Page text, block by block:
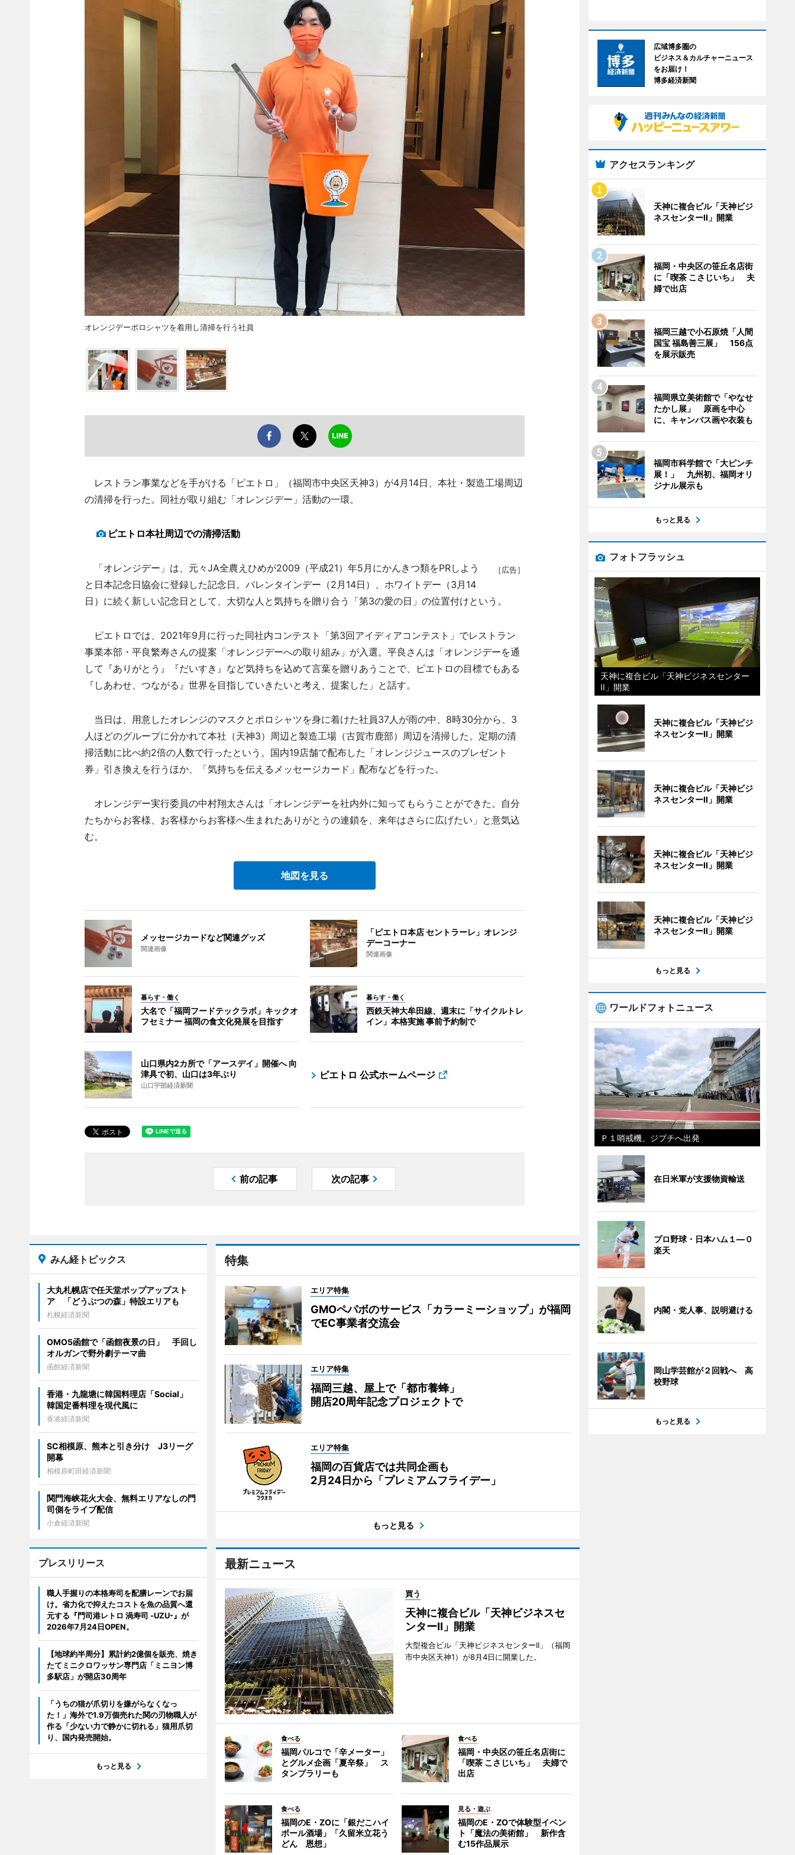
オレンジデーポロシャツを着用し清掃を行う社員
レストラン事業などを手がける「ピエトロ」（福岡市中央区天神3）が4月14日、本社・製造工場周辺
の清掃を行った。同社が取り組む「オレンジデー」活動の一環。
ピエトロ本社周辺での清掃活動
［広告］
「オレンジデー」は、元々JA全農えひめが2009（平成21）年5月にかんきつ類をPRしよう
と日本記念日協会に登録した記念日。バレンタインデー（2月14日）、ホワイトデー（3月14
日）に続く新しい記念日として、大切な人と気持ちを贈り合う「第3の愛の日」の位置付けという。
ピエトロでは、2021年9月に行った同社内コンテスト「第3回アイディアコンテスト」でレストラン
事業本部・平良繁寿さんの提案「オレンジデーへの取り組み」が入選。平良さんは「オレンジデーを通
して『ありがとう』『だいすき』など気持ちを込めて言葉を贈りあうことで、ピエトロの目標でもある
『しあわせ、つながる』世界を目指していきたいと考え、提案した」と話す。
当日は、用意したオレンジのマスクとポロシャツを身に着けた社員37人が雨の中、8時30分から、3
人ほどのグループに分かれて本社（天神3）周辺と製造工場（古賀市鹿部）周辺を清掃した。定期の清
掃活動に比べ約2倍の人数で行ったという。国内19店舗で配布した「オレンジジュースのプレゼント
券」引き換えを行うほか、「気持ちを伝えるメッセージカード」配布などを行った。
オレンジデー実行委員の中村翔太さんは「オレンジデーを社内外に知ってもらうことができた。自分
たちからお客様、お客様からお客様へ生まれたありがとうの連鎖を、来年はさらに広げたい」と意気込
む。
地図を見る
メッセージカードなど関連グッズ
関連画像
「ピエトロ本店 セントラーレ」オレンジ
デーコーナー
関連画像
暮らす・働く
大名で「福岡フードテックラボ」キックオ
フセミナー 福岡の食文化発展を目指す
暮らす・働く
西鉄天神大牟田線、週末に「サイクルトレ
イン」本格実施 事前予約制で
山口県内2カ所で「アースデイ」開催へ 向
津具で初、山口は3年ぶり
山口宇部経済新聞
ピエトロ 公式ホームページ
前の記事 次の記事
特集
エリア特集
GMOペパボのサービス「カラーミーショップ」が福岡
でEC事業者交流会
エリア特集
福岡三越、屋上で「都市養蜂」
開店20周年記念プロジェクトで
エリア特集
福岡の百貨店では共同企画も
2月24日から「プレミアムフライデー」
もっと見る
最新ニュース
買う
天神に複合ビル「天神ビジネスセ
ンターII」開業
大型複合ビル「天神ビジネスセンターII」（福岡
市中央区天神1）が8月4日に開業した。
食べる
福岡パルコで「辛メーター」
とグルメ企画「夏辛祭」 ス
タンプラリーも
食べる
福岡・中央区の笹丘名店街に
「喫茶 こさじいち」 夫婦で
出店
食べる
福岡のE・ZOに「銀だこハイ
ボール酒場」「久留米立花う
どん 恩想」
見る・遊ぶ
福岡のE・ZOで体験型イベン
ト「魔法の美術館」 新作含
む15作品展示
みん経トピックス
大丸札幌店で任天堂ポップアップスト
ア 「どうぶつの森」特設エリアも
札幌経済新聞
OMO5函館で「函館夜景の日」 手回し
オルガンで野外劇テーマ曲
函館経済新聞
香港・九龍塘に韓国料理店「Social」
韓国定番料理を現代風に
香港経済新聞
SC相模原、熊本と引き分け J3リーグ
開幕
相模原町田経済新聞
関門海峡花火大会、無料エリアなしの門
司側をライブ配信
小倉経済新聞
プレスリリース
職人手握りの本格寿司を配膳レーンでお届
け。省力化で抑えたコストを魚の品質へ還
元する『門司港レトロ 渦寿司 -UZU-』が
2026年7月24日OPEN。
【地球約半周分】累計約2億個を販売、焼き
たてミニクロワッサン専門店「ミニヨン博
多駅店」が開店30周年
「うちの猫が爪切りを嫌がらなくなっ
た！」海外で1.9万個売れた関の刃物職人が
作る「少ない力で静かに切れる」猫用爪切
り、国内発売開始。
もっと見る
広域博多圏の
ビジネス＆カルチャーニュース
をお届け！
博多経済新聞
アクセスランキング
天神に複合ビル「天神ビジ
ネスセンターII」開業
福岡・中央区の笹丘名店街
に「喫茶 こさじいち」 夫
婦で出店
福岡三越で小石原焼「人間
国宝 福島善三展」 156点
を展示販売
福岡県立美術館で「やなせ
たかし展」 原画を中心
に、キャンバス画や衣装も
福岡市科学館で「大ピンチ
展！」 九州初、福岡オリ
ジナル展示も
もっと見る
フォトフラッシュ
天神に複合ビル「天神ビジネスセンター
II」開業
天神に複合ビル「天神ビジ
ネスセンターII」開業
天神に複合ビル「天神ビジ
ネスセンターII」開業
天神に複合ビル「天神ビジ
ネスセンターII」開業
天神に複合ビル「天神ビジ
ネスセンターII」開業
もっと見る
ワールドフォトニュース
Ｐ１哨戒機、ジブチへ出発
在日米軍が支援物資輸送
プロ野球・日本ハム１―０
楽天
内閣・党人事、説明避ける
岡山学芸館が２回戦へ 高
校野球
もっと見る